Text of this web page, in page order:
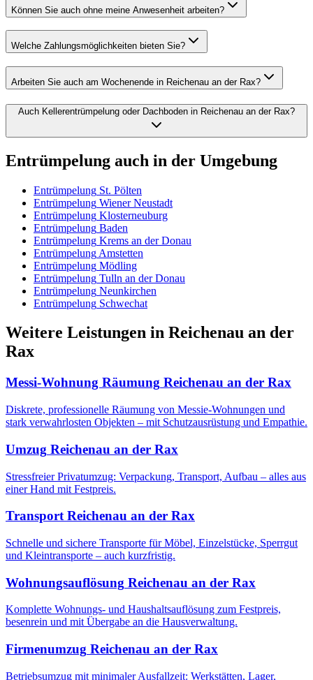
Können Sie auch ohne meine Anwesenheit arbeiten?
Welche Zahlungsmöglichkeiten bieten Sie?
Arbeiten Sie auch am Wochenende in Reichenau an der Rax?
Auch Kellerentrümpelung oder Dachboden in Reichenau an der Rax?
Entrümpelung auch in der Umgebung
Entrümpelung St. Pölten
Entrümpelung Wiener Neustadt
Entrümpelung Klosterneuburg
Entrümpelung Baden
Entrümpelung Krems an der Donau
Entrümpelung Amstetten
Entrümpelung Mödling
Entrümpelung Tulln an der Donau
Entrümpelung Neunkirchen
Entrümpelung Schwechat
Weitere Leistungen in Reichenau an der
Rax
Messi-Wohnung Räumung Reichenau an der Rax
Diskrete, professionelle Räumung von Messie-Wohnungen und
stark verwahrlosten Objekten – mit Schutzausrüstung und Empathie.
Umzug Reichenau an der Rax
Stressfreier Privatumzug: Verpackung, Transport, Aufbau – alles aus
einer Hand mit Festpreis.
Transport Reichenau an der Rax
Schnelle und sichere Transporte für Möbel, Einzelstücke, Sperrgut
und Kleintransporte – auch kurzfristig.
Wohnungsauflösung Reichenau an der Rax
Komplette Wohnungs- und Haushaltsauflösung zum Festpreis,
besenrein und mit Übergabe an die Hausverwaltung.
Firmenumzug Reichenau an der Rax
Betriebsumzug mit minimaler Ausfallzeit: Werkstätten, Lager,